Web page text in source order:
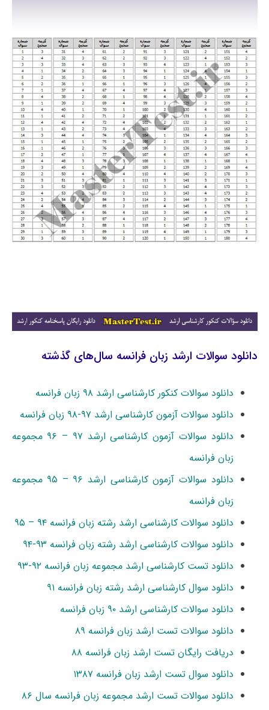
دانلود سوالات ارشد زبان فرانسه سال‌های گذشته
دانلود سوالات کنکور کارشناسی ارشد ۹۸ زبان فرانسه
دانلود سوالات آزمون کارشناسی ارشد ۹۷-۹۸ زبان فرانسه
دانلود سوالات آزمون کارشناسی ارشد ۹۷ – ۹۶ مجموعه
زبان فرانسه
دانلود سوالات آزمون کارشناسی ارشد ۹۶ – ۹۵ مجموعه
زبان فرانسه
دانلود سوالات کارشناسی ارشد رشته زبان فرانسه ۹۴ – ۹۵
دانلود سوالات کارشناسی ارشد رشته زبان فرانسه ۹۳-۹۴
دانلود تست کارشناسی ارشد مجموعه زبان فرانسه ۹۲-۹۳
دانلود سوال کارشناسی ارشد رشته زبان فرانسه ۹۱
دانلود سوالات کارشناسی ارشد ۹۰ زبان فرانسه
دانلود سوالات تست ارشد زبان فرانسه ۸۹
دریافت رایگان تست ارشد زبان فرانسه ۸۸
دانلود سوال تست ارشد زبان فرانسه ۱۳۸۷
دانلود سوالات تست ارشد مجموعه زبان فرانسه سال ۸۶